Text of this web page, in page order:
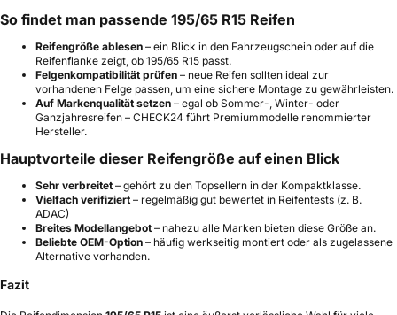
So findet man passende 195/65 R15 Reifen
Reifengröße ablesen – ein Blick in den Fahrzeugschein oder auf die
Reifenflanke zeigt, ob 195/65 R15 passt.
Felgenkompatibilität prüfen – neue Reifen sollten ideal zur
vorhandenen Felge passen, um eine sichere Montage zu gewährleisten.
Auf Markenqualität setzen – egal ob Sommer-, Winter- oder
Ganzjahresreifen – CHECK24 führt Premiummodelle renommierter
Hersteller.
Hauptvorteile dieser Reifengröße auf einen Blick
Sehr verbreitet – gehört zu den Topsellern in der Kompaktklasse.
Vielfach verifiziert – regelmäßig gut bewertet in Reifentests (z. B.
ADAC)
Breites Modellangebot – nahezu alle Marken bieten diese Größe an.
Beliebte OEM-Option – häufig werkseitig montiert oder als zugelassene
Alternative vorhanden.
Fazit